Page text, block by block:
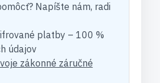
Napíšte nám, radi
platby – 100 %
údajov
zákonné záručné